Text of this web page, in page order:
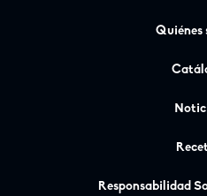
Quiénes
Responsabilidad